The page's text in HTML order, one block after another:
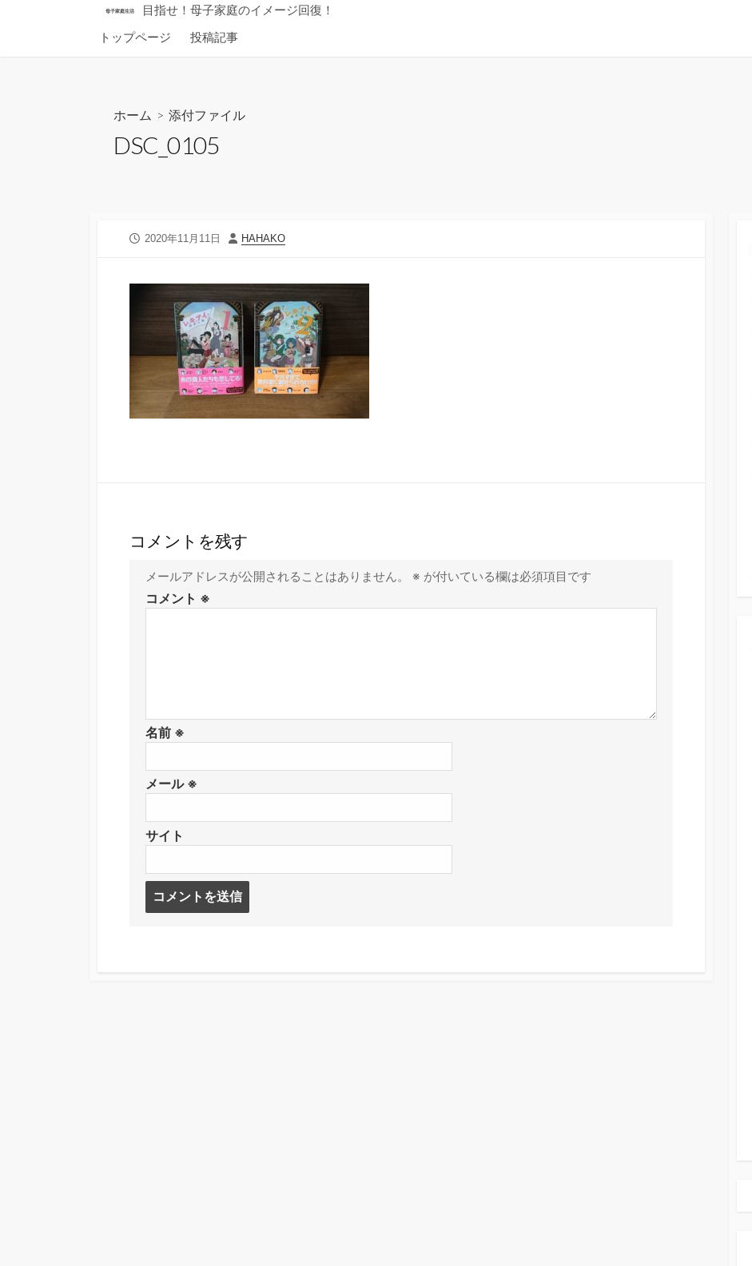
母子家庭生活 目指せ！母子家庭のイメージ回復！
トップページ 投稿記事
ホーム > 添付ファイル
DSC_0105
公
2020年11月11日
投
HAHAKO
コメントを残す
メールアドレスが公開されることはありません。 ※ が付いている欄は必須項目です
コメント ※
名前 ※
メール ※
サイト